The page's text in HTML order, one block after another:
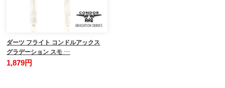
ダーツ フライト コンドルアックス
グラデーション スモ …
1,879円